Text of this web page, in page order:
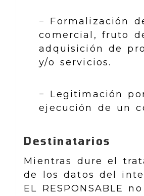
− Formalización
comercial, fruto
adquisición de
y/o servicios.
− Legitimación
ejecución de un
Destinatarios
Mientras dure el
de los datos del
EL RESPONSABLE